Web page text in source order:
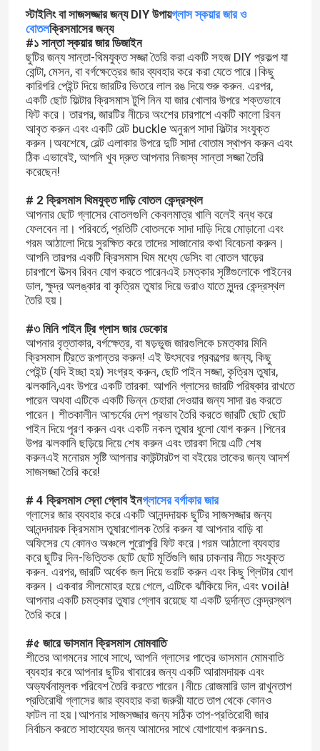
স্টাইলিং বা সাজসজ্জার জন্য DIY উপায়গ্লাস স্কয়ার জার ও
বোতলক্রিসমাসের জন্য
#১ সান্তা স্কয়ার জার ডিজাইন
ছুটির জন্য সান্তা-থিমযুক্ত সজ্জা তৈরি করা একটি সহজ DIY প্রকল্প যা
বোন্টা, মেসন, বা বর্গক্ষেত্রের জার ব্যবহার করে করা যেতে পারে।কিছু
কারিগরি পেইন্ট দিয়ে জারটির ভিতরে লাল রঙ দিয়ে শুরু করুন. এরপর,
একটি ছোট ফিল্টার ক্রিসমাস টুপি নিন যা জার খোলার উপরে শক্তভাবে
ফিট করে। তারপর, জারটির নীচের অংশের চারপাশে একটি কালো রিবন
আবৃত করুন এবং একটি বেল্ট buckle অনুরূপ সাদা ফিল্টার সংযুক্ত
করুন।অবশেষে, বেল্ট এলাকার উপরে দুটি সাদা বোতাম স্থাপন করুন এবং
ঠিক এভাবেই, আপনি খুব দ্রুত আপনার নিজস্ব সান্তা সজ্জা তৈরি
করেছেন!
# 2 ক্রিসমাস থিমযুক্ত দাড়ি বোতল কেন্দ্রস্থল
আপনার ছোট গ্লাসের বোতলগুলি কেবলমাত্র খালি বলেই বন্ধ করে
ফেলবেন না। পরিবর্তে, প্রতিটি বোতলকে সাদা দাড়ি দিয়ে মোড়ানো এবং
গরম আঠালো দিয়ে সুরক্ষিত করে তাদের সাজানোর কথা বিবেচনা করুন।
আপনি তারপর একটি ক্রিসমাস থিম মধ্যে ডেসিং বা বোতল ঘাড়ের
চারপাশে উত্সব রিবন যোগ করতে পারেনএই চমত্কার সৃষ্টিগুলোকে পাইনের
ডাল, ক্ষুদ্র অলঙ্কার বা কৃত্রিম তুষার দিয়ে ভরাও যাতে সুন্দর কেন্দ্রস্থল
তৈরি হয়।
#৩ মিনি পাইন ট্রি গ্লাস জার ডেকোর
আপনার বৃত্তাকার, বর্গক্ষেত্র, বা ষড়ভুজ জারগুলিকে চমত্কার মিনি
ক্রিসমাস ট্রিতে রূপান্তর করুন! এই উৎসবের প্রকল্পের জন্য, কিছু
পেইন্ট (যদি ইচ্ছা হয়) সংগ্রহ করুন, ছোট পাইন সজ্জা, কৃত্রিম তুষার,
ঝলকানি,এবং উপরে একটি তারকা. আপনি গ্লাসের জারটি পরিষ্কার রাখতে
পারেন অথবা এটিকে একটি ভিন্ন চেহারা দেওয়ার জন্য সাদা রঙ করতে
পারেন। শীতকালীন আশ্চর্যের দেশ প্রভাব তৈরি করতে জারটি ছোট ছোট
পাইন দিয়ে পূরণ করুন এবং একটি নকল তুষার ধুলো যোগ করুন।পিনের
উপর ঝলকানি ছড়িয়ে দিয়ে শেষ করুন এবং তারকা দিয়ে এটি শেষ
করুনএই মনোরম সৃষ্টি আপনার কাউন্টারটপ বা বইয়ের তাকের জন্য আদর্শ
সাজসজ্জা তৈরি করে!
# 4 ক্রিসমাস স্নো গ্লোব ইনগ্লাসের বর্গাকার জার
গ্লাসের জার ব্যবহার করে একটি আনন্দদায়ক ছুটির সাজসজ্জার জন্য
আনন্দদায়ক ক্রিসমাস তুষারগোলক তৈরি করুন যা আপনার বাড়ি বা
অফিসের যে কোনও অঞ্চলে পুরোপুরি ফিট করে।গরম আঠালো ব্যবহার
করে ছুটির দিন-ভিত্তিক ছোট ছোট মূর্তিগুলি জার ঢাকনার নীচে সংযুক্ত
করুন. এরপর, জারটি অর্ধেক জল দিয়ে ভরাট করুন এবং কিছু গ্লিটার যোগ
করুন। একবার সীলমোহর হয়ে গেলে, এটিকে ঝাঁকিয়ে দিন, এবং voilà!
আপনার একটি চমত্কার তুষার গ্লোব রয়েছে যা একটি দুর্দান্ত কেন্দ্রস্থল
তৈরি করে।
#৫ জারে ভাসমান ক্রিসমাস মোমবাতি
শীতের আগমনের সাথে সাথে, আপনি গ্লাসের পাত্রে ভাসমান মোমবাতি
ব্যবহার করে আপনার ছুটির খাবারের জন্য একটি আরামদায়ক এবং
অভ্যর্থনামূলক পরিবেশ তৈরি করতে পারেন।নীচে রোজমারি ডাল রাখুনতাপ
প্রতিরোধী গ্লাসের জার ব্যবহার করা জরুরী যাতে তাপ থেকে কোনও
ফাটল না হয়।আপনার সাজসজ্জার জন্য সঠিক তাপ-প্রতিরোধী জার
নির্বাচন করতে সাহায্যের জন্য আমাদের সাথে যোগাযোগ করুনns.